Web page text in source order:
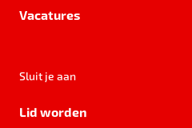
Vacatures
Sluit je aan
Lid worden